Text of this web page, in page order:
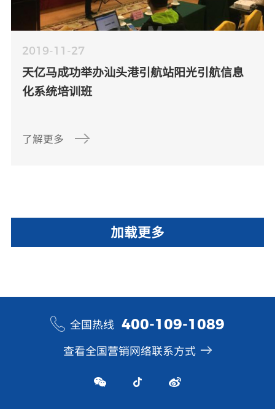
2019-11-27
天亿马成功举办汕头港引航站阳光引航信息
化系统培训班
了解更多
加载更多
全国热线 400-109-1089
查看全国营销网络联系方式